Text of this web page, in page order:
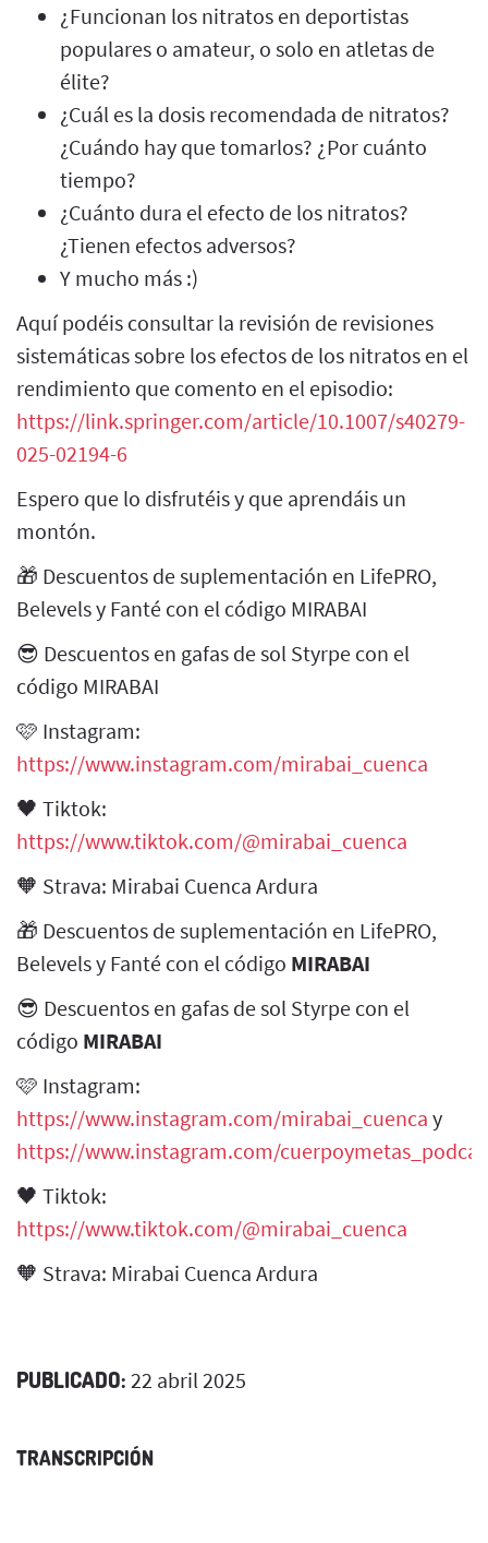
¿Funcionan los nitratos en deportistas
populares o amateur, o solo en atletas de
élite?
¿Cuál es la dosis recomendada de nitratos?
¿Cuándo hay que tomarlos? ¿Por cuánto
tiempo?
¿Cuánto dura el efecto de los nitratos?
¿Tienen efectos adversos?
Y mucho más :)
Aquí podéis consultar la revisión de revisiones
sistemáticas sobre los efectos de los nitratos en el
rendimiento que comento en el episodio:
https://link.springer.com/article/10.1007/s40279-
025-02194-6
Espero que lo disfrutéis y que aprendáis un
montón.
🎁 Descuentos de suplementación en LifePRO,
Belevels y Fanté con el código MIRABAI
😎 Descuentos en gafas de sol Styrpe con el
código MIRABAI
🩷 Instagram:
https://www.instagram.com/mirabai_cuenca
🖤 Tiktok:
https://www.tiktok.com/@mirabai_cuenca
🧡 Strava: Mirabai Cuenca Ardura
🎁 Descuentos de suplementación en LifePRO,
Belevels y Fanté con el código MIRABAI
😎 Descuentos en gafas de sol Styrpe con el
código MIRABAI
🩷 Instagram:
https://www.instagram.com/mirabai_cuenca y
https://www.instagram.com/
🖤 Tiktok:
https://www.tiktok.com/@mirabai_cuenca
🧡 Strava: Mirabai Cuenca Ardura
PUBLICADO: 22 abril 2025
TRANSCRIPCIÓN